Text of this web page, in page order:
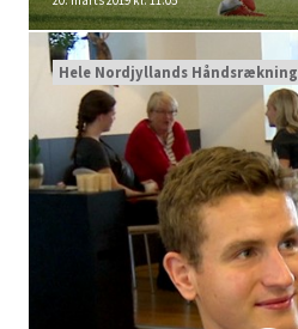
Hele Nordjyllands Håndsrækning